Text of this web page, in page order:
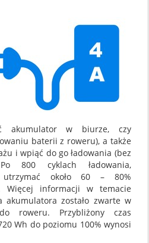
akumulator w biurze, czy
baterii z roweru), a także
i wpiąć do go ładowania (bez
800 cyklach ładowania,
około 60 – 80%
Więcej informacji w temacie
akumulatora zostało zwarte w
roweru. Przybliżony czas
Wh do poziomu 100% wynosi